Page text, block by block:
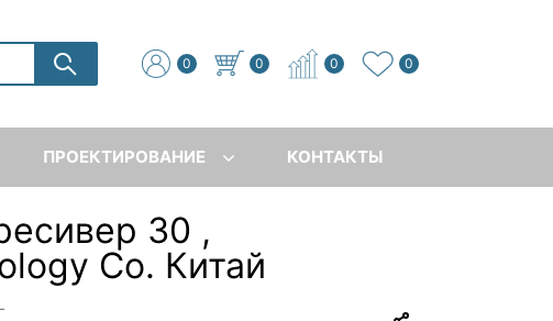
0 0 0 0
ПРОЕКТИРОВАНИЕ КОНТАКТЫ
30 ,
Co. Китай